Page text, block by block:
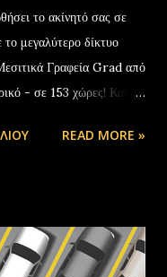
το ακίνητό σας σε
μεγαλύτερο δίκτυο
Γραφεία Grad από
- σε 153 χώρες! Και
δανειοδότηση,
σας, καθώς ο Π.Τσιμπίδης
READ MORE »